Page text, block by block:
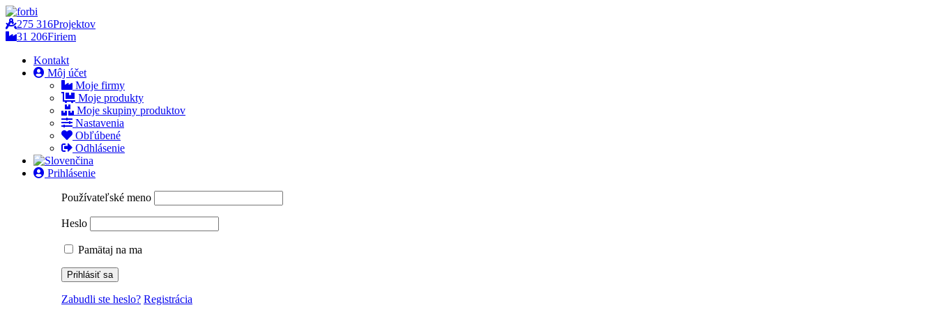
275 316Projektov
31 206Firiem
Kontakt
Môj účet
Moje firmy
Moje produkty
Moje skupiny produktov
Nastavenia
Obľúbené
Odhlásenie
Prihlásenie
Používateľské meno
Heslo
Pamätaj na ma
Zabudli ste heslo? Registrácia